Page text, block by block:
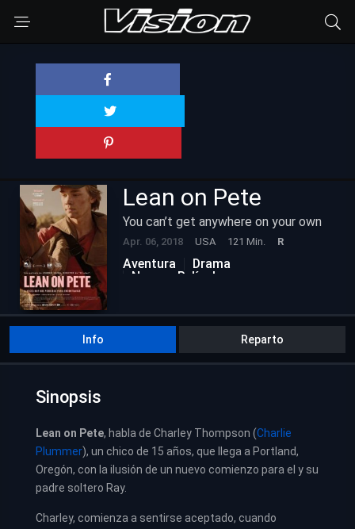
Lean on Pete
You can’t get anywhere on your own
Apr. 06, 2018 USA 121 Min. R
Aventura
Drama
Nuevas Películas
Info Reparto
Sinopsis
Lean on Pete, habla de Charley Thompson (Charlie
Plummer), un chico de 15 años, que llega a Portland,
Oregón, con la ilusión de un nuevo comienzo para el y su
padre soltero Ray.
Charley, comienza a sentirse aceptado, cuando